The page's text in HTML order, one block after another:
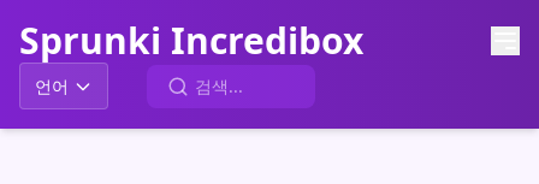
Sprunki Incredibox
언어